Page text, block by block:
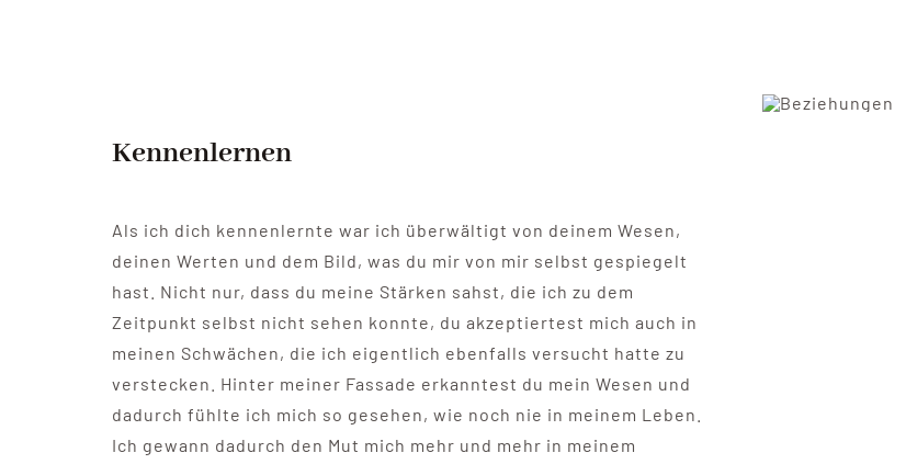
Kennenlernen
Als ich dich kennenlernte war ich überwältigt von deinem Wesen,
deinen Werten und dem Bild, was du mir von mir selbst gespiegelt
hast. Nicht nur, dass du meine Stärken sahst, die ich zu dem
Zeitpunkt selbst nicht sehen konnte, du akzeptiertest mich auch in
meinen Schwächen, die ich eigentlich ebenfalls versucht hatte zu
verstecken. Hinter meiner Fassade erkanntest du mein Wesen und
dadurch fühlte ich mich so gesehen, wie noch nie in meinem Leben.
Ich gewann dadurch den Mut mich mehr und mehr in meinem